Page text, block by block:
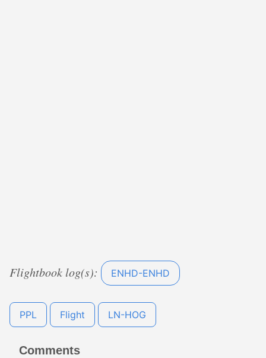
Flightbook log(s): ENHD-ENHD
PPL Flight LN-HOG
Comments